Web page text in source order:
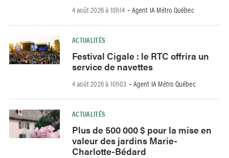
4 août 2026 à 10h14 - Agent IA Métro Québec
ACTUALITÉS
Festival Cigale : le RTC offrira un
service de navettes
4 août 2026 à 10h03 - Agent IA Métro Québec
ACTUALITÉS
Plus de 500 000 $ pour la mise en
valeur des jardins Marie-
Charlotte-Bédard